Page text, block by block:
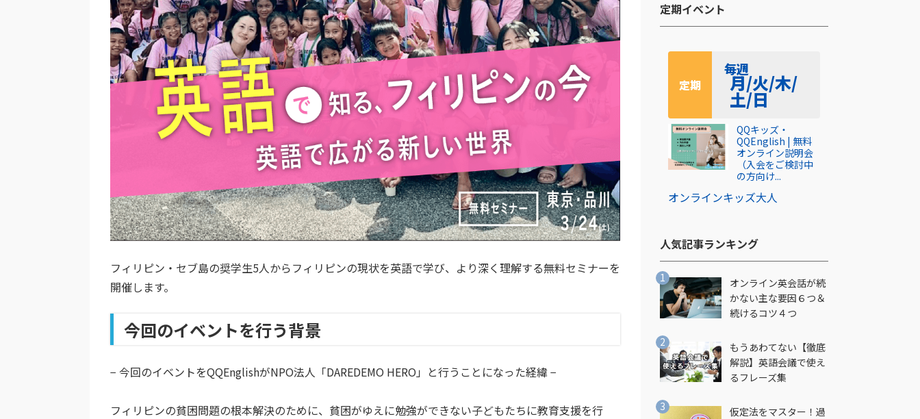
フィリピン・セブ島の奨学生5人からフィリピンの現状を英語で学び、より深く理解する無料セミナーを
開催します。
今回のイベントを行う背景
− 今回のイベントをQQEnglishがNPO法人「DAREDEMO HERO」と行うことになった経緯−
フィリピンの貧困問題の根本解決のために、貧困がゆえに勉強ができない子どもたちに教育支援を行
定期イベント​
定期
毎週
月/火/木/
土/日
オンラインキッズ大人
QQキッズ・
QQEnglish | 無料
オンライン説明会
（入会をご検討中
の方向け...
人気記事ランキング​
オンライン英会話が続
かない主な要因６つ＆
続けるコツ４つ
もうあわてない【徹底
解説】英語会議で使え
るフレーズ集
仮定法をマスター！過